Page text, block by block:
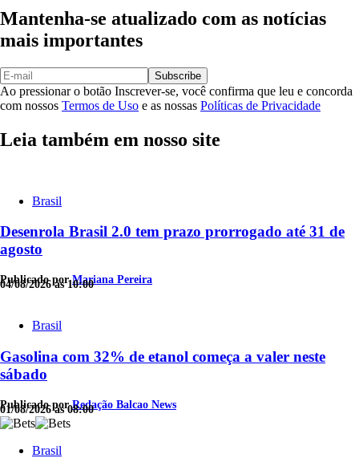
Mantenha-se atualizado com as notícias
mais importantes
Subscribe
Ao pressionar o botão Inscrever-se, você confirma que leu e concorda
com nossos Termos de Uso e as nossas Políticas de Privacidade
Leia também em nosso site
Brasil
Desenrola Brasil 2.0 tem prazo prorrogado até 31 de
agosto
Publicado porMariana Pereira
04/08/2026 às 10:00
Brasil
Gasolina com 32% de etanol começa a valer neste
sábado
Publicado porRedação Balcao News
01/08/2026 às 08:00
Brasil